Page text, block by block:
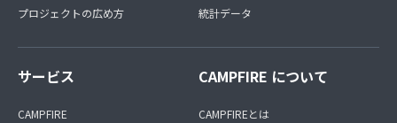
プロジェクトの広め方
統計データ
サービス
CAMPFIRE
CAMPFIRE について
CAMPFIREとは